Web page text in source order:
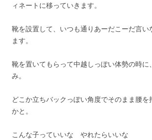
ィネートに移っていきます。
靴を設置して、いつも通りあーだこーだ言い
ます。
靴を置いてもらって中越しっぽい体勢の時に
み。
どこか立ちバックっぽい角度でそのまま腰を
かと。
こんな子っていいな やれたらいいな